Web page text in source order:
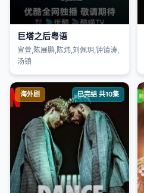
巨塔之后粤语
宣萱,陈展鹏,陈炜,刘佩玥,钟镇涛,
汤镇
海外剧 已完结 共10集